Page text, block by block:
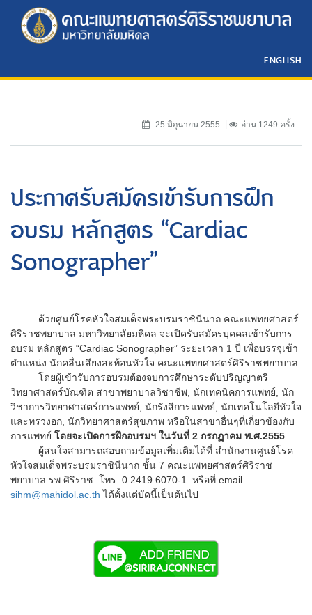
ENGLISH
25 มิถุนายน 2555 อ่าน 1249 ครั้ง
ประกาศรับสมัครเข้ารับการฝึก
อบรม หลักสูตร “Cardiac
Sonographer”
ด้วยศูนย์โรคหัวใจสมเด็จพระบรมราชินีนาถ คณะแพทยศาสตร์
ศิริราชพยาบาล มหาวิทยาลัยมหิดล จะเปิดรับสมัครบุคคลเข้ารับการ
อบรม หลักสูตร “Cardiac Sonographer” ระยะเวลา 1 ปี เพื่อบรรจุเข้า
ตำแหน่ง นักคลื่นเสียงสะท้อนหัวใจ คณะแพทยศาสตร์ศิริราชพยาบาล
โดยผู้เข้ารับการอบรมต้องจบการศึกษาระดับปริญญาตรี
วิทยาศาสตร์บัณฑิต สาขาพยาบาลวิชาชีพ, นักเทคนิคการแพทย์, นัก
วิชาการวิทยาศาสตร์การแพทย์, นักรังสีการแพทย์, นักเทคโนโลยีหัวใจ
และทรวงอก, นักวิทยาศาสตร์สุขภาพ หรือในสาขาอื่นๆที่เกี่ยวข้องกับ
การแพทย์ โดยจะเปิดการฝึกอบรมฯ ในวันที่ 2 กรกฏาคม พ.ศ.2555
ผู้สนใจสามารถสอบถามข้อมูลเพิ่มเติมได้ที่ สำนักงานศูนย์โรค
หัวใจสมเด็จพระบรมราชินีนาถ ชั้น 7 คณะแพทยศาสตร์ศิริราช
พยาบาล รพ.ศิริราช โทร. 0 2419 6070-1 หรือที่ email
sihm@mahidol.ac.th ได้ตั้งแต่บัดนี้เป็นต้นไป